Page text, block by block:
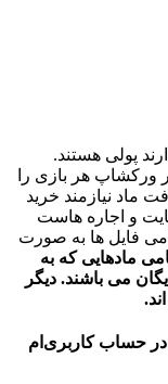
پولی هستند.
ورکشاپ هر بازی را
ماد نیازمند خرید
و اجاره هاست
فایل ها به صورت
مادهایی که به
می باشند. دیگر
در حساب‌ کاربری‌ام